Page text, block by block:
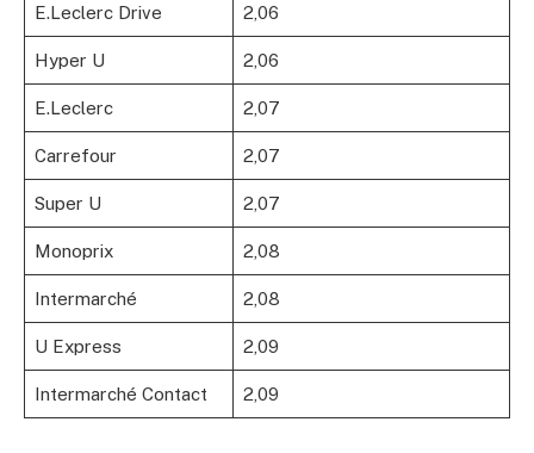
E.Leclerc Drive 2,06
Hyper U 2,06
E.Leclerc 2,07
Carrefour 2,07
Super U 2,07
Monoprix 2,08
Intermarché 2,08
U Express 2,09
Intermarché Contact 2,09